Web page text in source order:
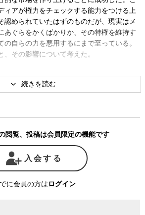
ィアが権力をチェックする能力をつける上
認められていたはずのものだが、現実はメ
あぐらをかくばかりか、その特権を維持す
の自らの力を悪用するにまで至っている。
その影響について考えた。
閲覧、投稿は会員限定の機能です
入会する
に会員の方は ログイン